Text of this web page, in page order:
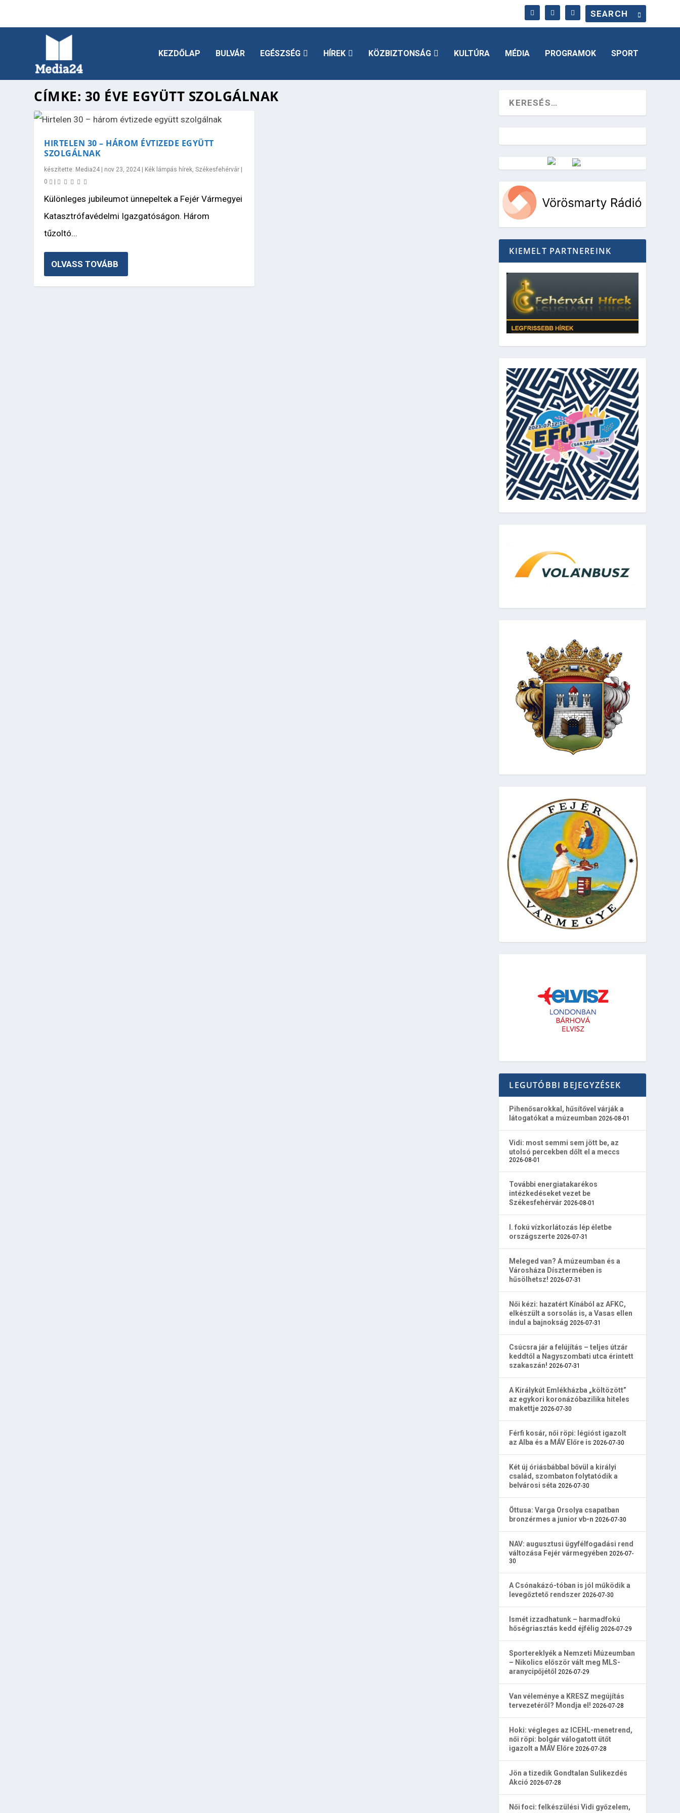
KEZDŐLAP BULVÁR EGÉSZSÉG HÍREK KÖZBIZTONSÁG KULTÚRA MÉDIA PROGRAMOK SPORT
CÍMKE: 30 ÉVE EGYÜTT SZOLGÁLNAK
HIRTELEN 30 – HÁROM ÉVTIZEDE EGYÜTT
SZOLGÁLNAK
készítette: Media24 | nov 23, 2024 | Kék lámpás hírek ,Székesfehérvár |
0
|
Különleges jubileumot ünnepeltek a Fejér Vármegyei
Katasztrófavédelmi Igazgatóságon. Három
tűzoltó...
OLVASS TOVÁBB
Vörösmarty Rádió
KIEMELT PARTNEREINK
LEGUTÓBBI BEJEGYZÉSEK
Pihenősarokkal, hűsítővel várják a
látogatókat a múzeumban 2026-08-01
Vidi: most semmi sem jött be, az
utolsó percekben dőlt el a meccs
2026-08-01
További energiatakarékos
intézkedéseket vezet be
Székesfehérvár 2026-08-01
I. fokú vízkorlátozás lép életbe
országszerte 2026-07-31
Meleged van? A múzeumban és a
Városháza Dísztermében is
hűsölhetsz! 2026-07-31
Női kézi: hazatért Kínából az AFKC,
elkészült a sorsolás is, a Vasas ellen
indul a bajnokság 2026-07-31
Csúcsra jár a felújítás – teljes útzár
keddtől a Nagyszombati utca érintett
szakaszán! 2026-07-31
A Királykút Emlékházba „költözött”
az egykori koronázóbazilika hiteles
makettje 2026-07-30
Férfi kosár, női röpi: légióst igazolt
az Alba és a MÁV Előre is 2026-07-30
Két új óriásbábbal bővül a királyi
család, szombaton folytatódik a
belvárosi séta 2026-07-30
Öttusa: Varga Orsolya csapatban
bronzérmes a junior vb-n 2026-07-30
NAV: augusztusi ügyfélfogadási rend
változása Fejér vármegyében 2026-07-
30
A Csónakázó-tóban is jól működik a
levegőztető rendszer 2026-07-30
Ismét izzadhatunk – harmadfokú
hőségriasztás kedd éjfélig 2026-07-29
Sportereklyék a Nemzeti Múzeumban
– Nikolics először vált meg MLS-
aranycipőjétől 2026-07-29
Van véleménye a KRESZ megújítás
tervezetéről? Mondja el! 2026-07-28
Hoki: végleges az ICEHL-menetrend,
női röpi: bolgár válogatott ütőt
igazolt a MÁV Előre 2026-07-28
Jön a tizedik Gondtalan Sulikezdés
Akció 2026-07-28
Női foci: felkészülési Vidi győzelem,